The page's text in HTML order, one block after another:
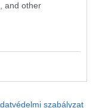
and other
szabályzat
nézzük, jelenleg
évet dolgozik napi 8